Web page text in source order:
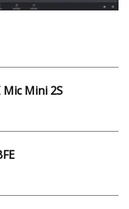
Mini 2S